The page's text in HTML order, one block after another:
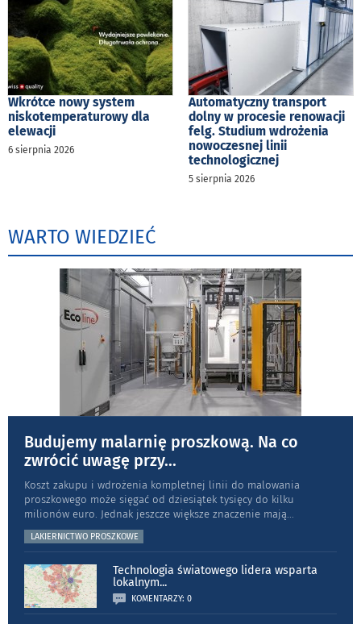
Wkrótce nowy system
niskotemperaturowy dla
elewacji
6 sierpnia 2026
Automatyczny transport
dolny w procesie renowacji
felg. Studium wdrożenia
nowoczesnej linii
technologicznej
5 sierpnia 2026
WARTO WIEDZIEĆ
Budujemy malarnię proszkową. Na co
zwrócić uwagę przy...
Koszt zakupu i wdrożenia kompletnej linii do malowania
proszkowego może sięgać od dziesiątek tysięcy do kilku
milionów euro. Jednak jeszcze większe znaczenie mają
LAKIERNICTWO PROSZKOWE
Technologia światowego lidera wsparta
lokalnym...
KOMENTARZY: 0